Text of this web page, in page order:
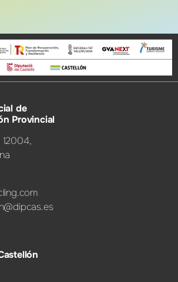
de
Provincial
12004,